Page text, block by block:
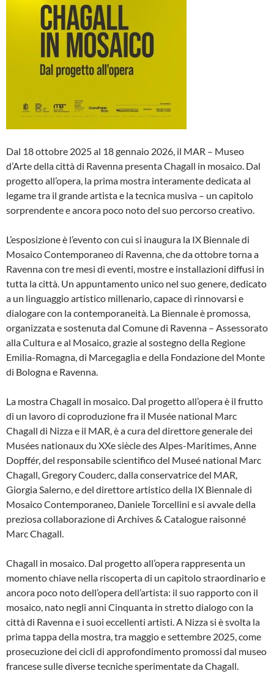
Dal 18 ottobre 2025 al 18 gennaio 2026, il MAR – Museo
d’Arte della città di Ravenna presenta Chagall in mosaico. Dal
progetto all’opera, la prima mostra interamente dedicata al
legame tra il grande artista e la tecnica musiva – un capitolo
sorprendente e ancora poco noto del suo percorso creativo.
L’esposizione è l’evento con cui si inaugura la IX Biennale di
Mosaico Contemporaneo di Ravenna, che da ottobre torna a
Ravenna con tre mesi di eventi, mostre e installazioni diffusi in
tutta la città. Un appuntamento unico nel suo genere, dedicato
a un linguaggio artistico millenario, capace di rinnovarsi e
dialogare con la contemporaneità. La Biennale è promossa,
organizzata e sostenuta dal Comune di Ravenna – Assessorato
alla Cultura e al Mosaico, grazie al sostegno della Regione
Emilia-Romagna, di Marcegaglia e della Fondazione del Monte
di Bologna e Ravenna.
La mostra Chagall in mosaico. Dal progetto all’opera è il frutto
di un lavoro di coproduzione fra il Musée national Marc
Chagall di Nizza e il MAR, è a cura del direttore generale dei
Musées nationaux du XXe siècle des Alpes-Maritimes, Anne
Dopffér, del responsabile scientifico del Museé national Marc
Chagall, Gregory Couderc, dalla conservatrice del MAR,
Giorgia Salerno, e del direttore artistico della IX Biennale di
Mosaico Contemporaneo, Daniele Torcellini e si avvale della
preziosa collaborazione di Archives & Catalogue raisonné
Marc Chagall.
Chagall in mosaico. Dal progetto all’opera rappresenta un
momento chiave nella riscoperta di un capitolo straordinario e
ancora poco noto dell’opera dell’artista: il suo rapporto con il
mosaico, nato negli anni Cinquanta in stretto dialogo con la
città di Ravenna e i suoi eccellenti artisti. A Nizza si è svolta la
prima tappa della mostra, tra maggio e settembre 2025, come
prosecuzione dei cicli di approfondimento promossi dal museo
francese sulle diverse tecniche sperimentate da Chagall.